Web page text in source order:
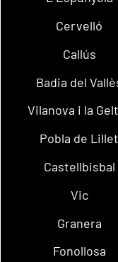
Cervelló
Callús
Badia del
Vilanova i la
Pobla de Lillet
Castellbisbal
Vic
Granera
Fonollosa